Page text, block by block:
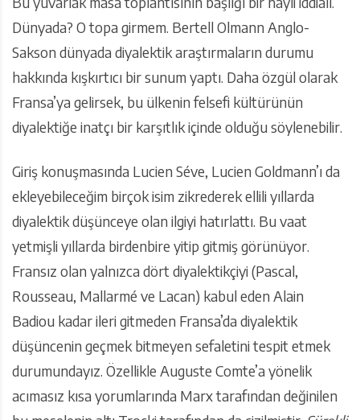
Dünyada? O topa girmem. Bertell Olmann Anglo-
Sakson dünyada diyalektik araştırmaların durumu
hakkında kışkırtıcı bir sunum yaptı. Daha özgül olarak
Fransa’ya gelirsek, bu ülkenin felsefi kültürünün
diyalektiğe inatçı bir karşıtlık içinde olduğu söylenebilir.
Giriş konuşmasında Lucien Séve, Lucien Goldmann’ı da
ekleyebileceğim birçok isim zikrederek ellili yıllarda
diyalektik düşünceye olan ilgiyi hatırlattı. Bu vaat
yetmişli yıllarda birdenbire yitip gitmiş görünüyor.
Fransız olan yalnızca dört diyalektikçiyi (Pascal,
Rousseau, Mallarmé ve Lacan) kabul eden Alain
Badiou kadar ileri gitmeden Fransa’da diyalektik
düşüncenin geçmek bitmeyen sefaletini tespit etmek
durumundayız. Özellikle Auguste Comte’a yönelik
acımasız kısa yorumlarında Marx tarafından değinilen